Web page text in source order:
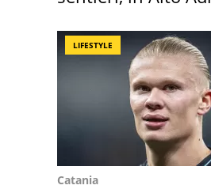
LIFESTYLE
Catania